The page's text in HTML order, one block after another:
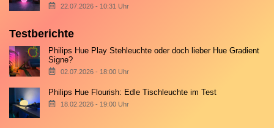
22.07.2026 - 10:31 Uhr
Testberichte
Philips Hue Play Stehleuchte oder doch lieber Hue Gradient
Signe?
02.07.2026 - 18:00 Uhr
Philips Hue Flourish: Edle Tischleuchte im Test
18.02.2026 - 19:00 Uhr